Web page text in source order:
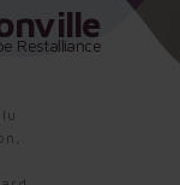
Restalliance